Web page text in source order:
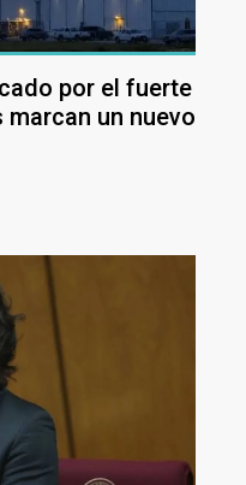
por el fuerte
un nuevo